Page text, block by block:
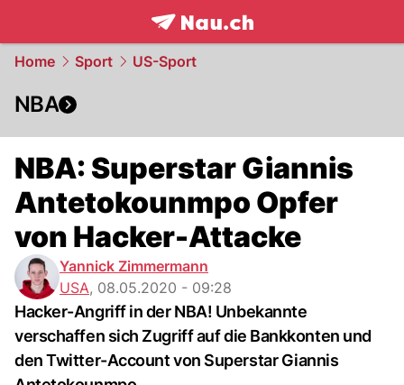
frontpage.NAU.ch
Home Sport US-Sport
NBA
NBA: Superstar Giannis
Antetokounmpo Opfer
von Hacker-Attacke
Yannick Zimmermann
USA, 08.05.2020 - 09:28
Hacker-Angriff in der NBA! Unbekannte
verschaffen sich Zugriff auf die Bankkonten und
den Twitter-Account von Superstar Giannis